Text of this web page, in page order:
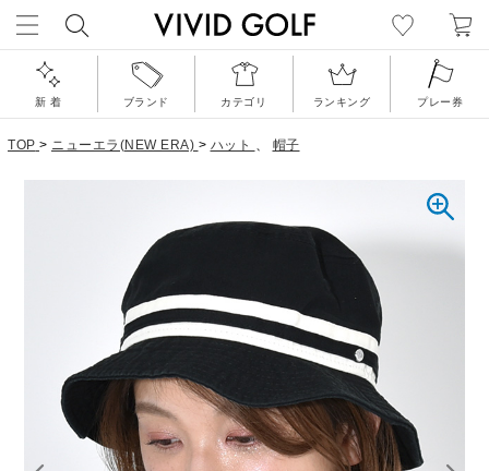
新 着 ブランド カテゴリ ランキング プレー券
TOP > ニューエラ(NEW ERA) > ハット 、 帽子